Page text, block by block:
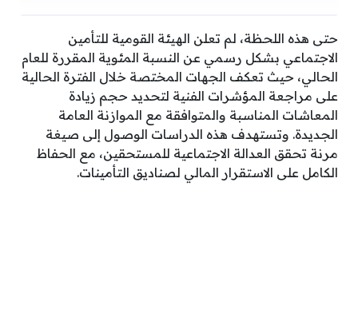
​حتى هذه اللحظة، لم تعلن الهيئة القومية للتأمين
الاجتماعي بشكل رسمي عن النسبة المئوية المقررة للعام
الحالي، حيث تعكف الجهات المختصة خلال الفترة الحالية
على مراجعة المؤشرات الفنية لتحديد حجم زيادة
المعاشات المناسبة والمتوافقة مع الموازنة العامة
الجديدة. وتستهدف هذه الدراسات الوصول إلى صيغة
مرنة تحقق العدالة الاجتماعية للمستحقين، مع الحفاظ
الكامل على الاستقرار المالي لصناديق التأمينات.